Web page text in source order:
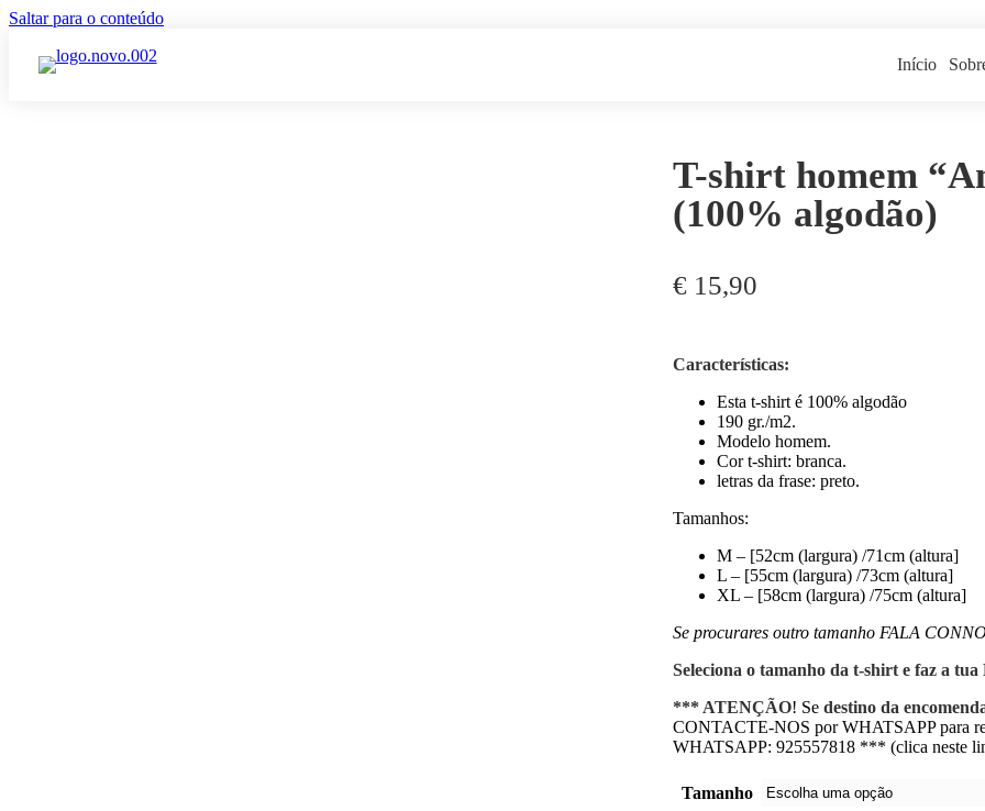
Saltar para o conteúdo
Início
T-shirt homem
(100% algodão)
€ 15,90
Características:
Esta t-shirt é 100% algodão
190 gr./m2.
Modelo homem.
Cor t-shirt: branca.
letras da frase: preto.
Tamanhos:
M – [52cm (largura) /71cm (altura]
L – [55cm (largura) /73cm (altura]
XL – [58cm (largura) /75cm (altura]
Se procurares outro tamanho FALA
Seleciona o tamanho da t-shirt e faz a tua
*** ATENÇÃO! Sedestino da
CONTACTE-NOS por WHATSAPP para
WHATSAPP: 925557818 *** (clica neste
Tamanho